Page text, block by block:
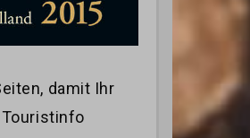
damit Ihr
Touristinfo